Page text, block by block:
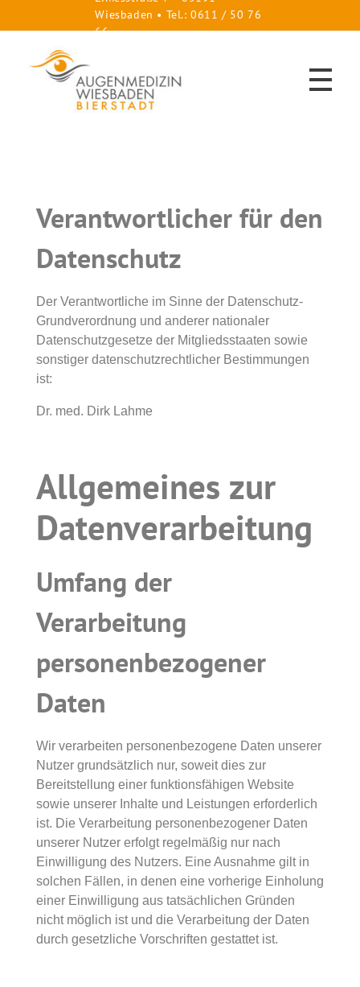
Wiesbaden • Tel.: 0611 / 50 76
66
Katarakt
Glaukom-Sprechstunde
Hornhaut-Sprechstunde
Trockenes Auge/ Sicca-Syndrom
Kinder-Sprechstunde
Makuladegeneration / AMD
Gutachten / Atteste
Notfall-Sprechstunde
Vorsorgeuntersuchungen
ÄRZTE
KONTAKT
Verantwortlicher für den
Datenschutz
Der Verantwortliche im Sinne der Datenschutz-
Grundverordnung und anderer nationaler
Datenschutzgesetze der Mitgliedsstaaten sowie
sonstiger datenschutzrechtlicher Bestimmungen
ist:
Dr. med. Dirk Lahme
Allgemeines zur
Datenverarbeitung
Umfang der
Verarbeitung
personenbezogener
Daten
Wir verarbeiten personenbezogene Daten unserer
Nutzer grundsätzlich nur, soweit dies zur
Bereitstellung einer funktionsfähigen Website
sowie unserer Inhalte und Leistungen erforderlich
ist. Die Verarbeitung personenbezogener Daten
unserer Nutzer erfolgt regelmäßig nur nach
Einwilligung des Nutzers. Eine Ausnahme gilt in
solchen Fällen, in denen eine vorherige Einholung
einer Einwilligung aus tatsächlichen Gründen
nicht möglich ist und die Verarbeitung der Daten
durch gesetzliche Vorschriften gestattet ist.